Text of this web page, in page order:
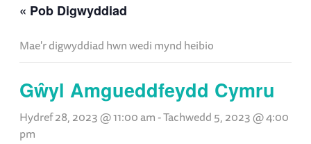
« Pob Digwyddiad
Mae'r digwyddiad hwn wedi mynd heibio
Gŵyl Amgueddfeydd Cymru
Hydref 28, 2023 @ 11:00 am-Tachwedd 5, 2023 @ 4:00
pm